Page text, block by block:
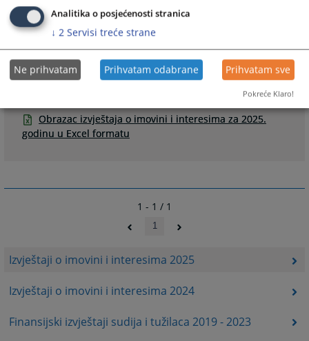
Izvještaji o imovini i interesima 2025
Izvještaji o imovini i interesima 2024
Finansijski izvještaji sudija i tužilaca 2019 - 2023
Prateći dokumenti
Dopis broj 15-09-10-929-2/2026
Uputstvo o načinu popunjavanja obrasca izvještaja o
imovini i interesima sudija, tužilaca i članova Vijeća
Obrazac izvještaja o imovini i interesima za 2025.
godinu u Excel formatu
1 - 1 / 1
1
Analitika o posjećenosti stranica
↓ 2 Servisi treće strane
Ne prihvatam Prihvatam odabrane Prihvatam sve
Pokreće Klaro!